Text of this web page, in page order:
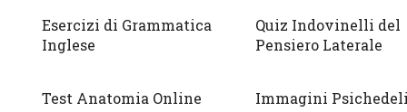
Esercizi di Grammatica
Inglese
Quiz Indovinelli del
Pensiero Laterale
Test Anatomia Online Immagini